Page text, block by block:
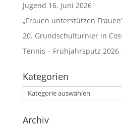
Jugend 16. Juni 2026
„Frauen unterstützen
20. Grundschulturnier in
Tennis – Frühjahrsputz 2026
Kategorien
Kategorien
Archiv